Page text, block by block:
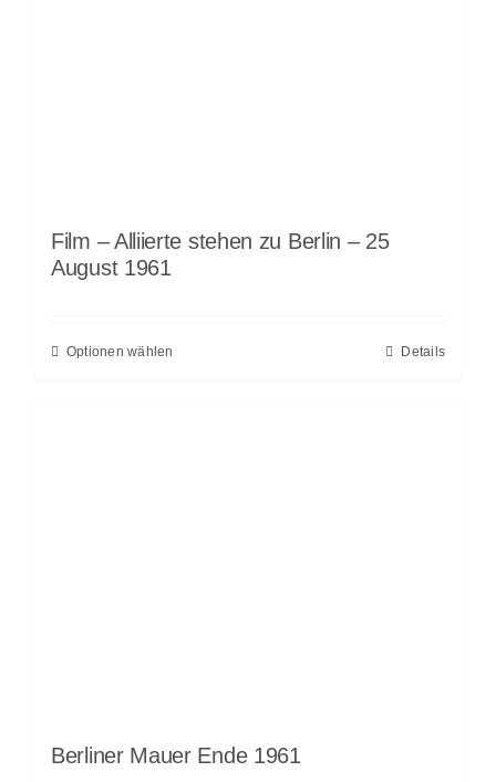
Film – Alliierte stehen zu Berlin – 25
August 1961
Optionen wählen Details
Berliner Mauer Ende 1961